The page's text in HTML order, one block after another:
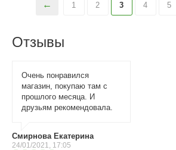
1 2 3 4 5
Отзывы
Очень понравился
магазин, покупаю там с
прошлого месяца. И
друзьям рекомендовала.
Смирнова Екатерина
24/01/2021, 17:05